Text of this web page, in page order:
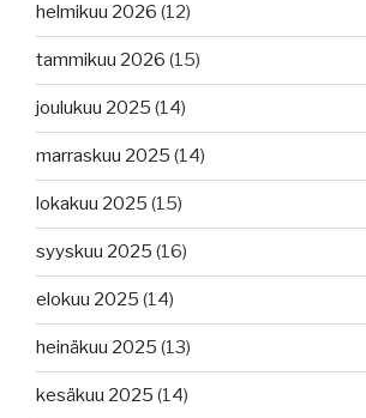
helmikuu 2026 (12)
tammikuu 2026 (15)
joulukuu 2025 (14)
marraskuu 2025 (14)
lokakuu 2025 (15)
syyskuu 2025 (16)
elokuu 2025 (14)
heinäkuu 2025 (13)
kesäkuu 2025 (14)